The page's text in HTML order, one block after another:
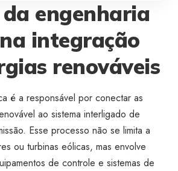
engenharia
integração
renováveis
é a responsável por conectar as
ao sistema interligado de
Esse processo não se limita a
ou turbinas eólicas, mas envolve
de controle e sistemas de